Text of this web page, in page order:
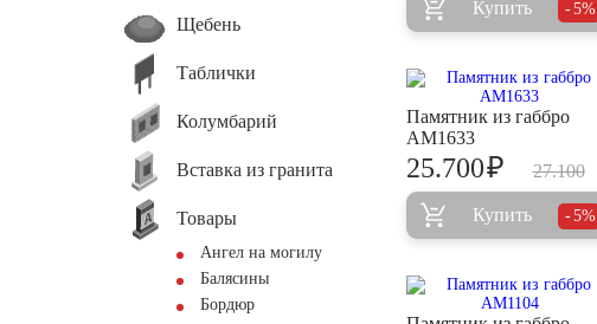
Щебень
Таблички
Колумбарий
Вставка из гранита
Товары
Ангел на могилу
Балясины
Бордюр
Купить 5%
Памятник из габбро
AM1633
27.100
25.700₽
Купить 5%